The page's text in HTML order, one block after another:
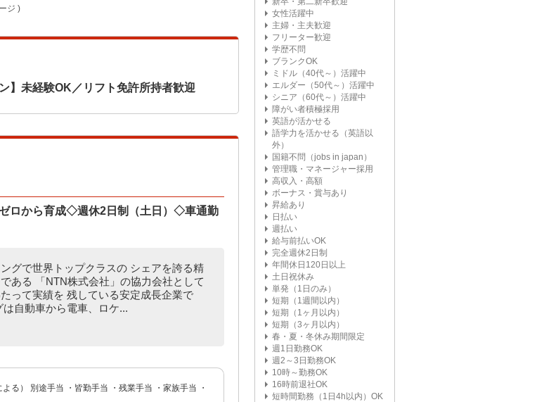
ジ )
】未経験OK／リフト免許所持者歓迎
ロから育成◇週休2日制（土日）◇車通勤
グで世界トップクラスの シェアを誇る精
ある 「NTN株式会社」の協力会社として
って実績を 残している安定成長企業で
自動車から電車、ロケ...
る） 別途手当 ・皆勤手当 ・残業手当 ・家族手当 ・
女性活躍中
主婦・主夫歓迎
フリーター歓迎
学歴不問
ブランクOK
ミドル（40代～）活躍中
エルダー（50代～）活躍中
シニア（60代～）活躍中
障がい者積極採用
英語が活かせる
語学力を活かせる（英語以
外）
国籍不問（jobs in japan）
管理職・マネージャー採用
高収入・高額
ボーナス・賞与あり
昇給あり
日払い
週払い
給与前払いOK
完全週休2日制
年間休日120日以上
土日祝休み
単発（1日のみ）
短期（1週間以内）
短期（1ヶ月以内）
短期（3ヶ月以内）
春・夏・冬休み期間限定
週1日勤務OK
週2～3日勤務OK
10時～勤務OK
16時前退社OK
短時間勤務（1日4h以内）OK